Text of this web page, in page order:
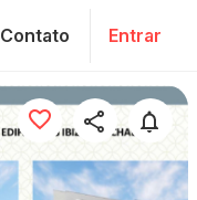
Contato Entrar